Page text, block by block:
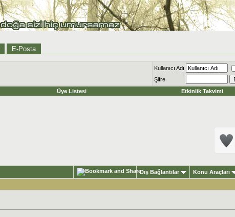
E-Posta
Kullanıcı Adı
Şifre
Üye Listesi Etkinlik Takvimi
Dış Bağlantılar Konu Araçları